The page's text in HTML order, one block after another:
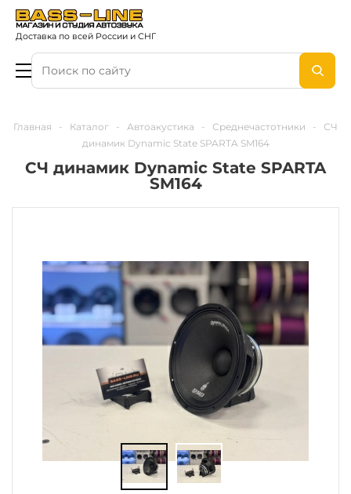
Доставка по всей России и СНГ
Главная - Каталог - Автоакустика - Среднечастотники -
СЧ
динамик Dynamic State SPARTA SM164
СЧ динамик Dynamic State SPARTA
SM164